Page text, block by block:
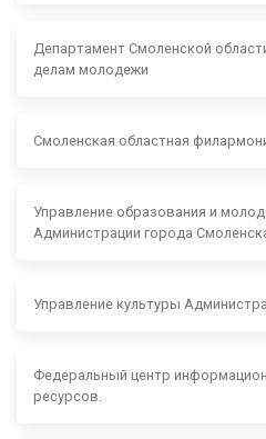
Департамент Смоленской
делам молодежи
Смоленская областная
Управление образования и
Администрации города
Управление культуры
Федеральный центр
ресурсов.